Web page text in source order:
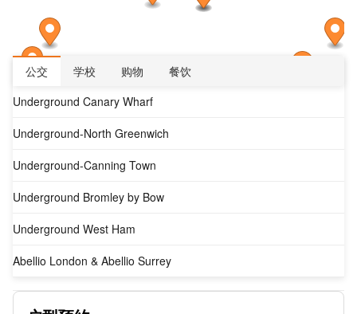
公交 学校 购物
餐饮
Underground Canary Wharf
Underground-North Greenwich
Underground-Canning Town
Underground Bromley by Bow
Underground West Ham
Abellio London & Abellio Surrey
Emirates Greenwich Peninsula